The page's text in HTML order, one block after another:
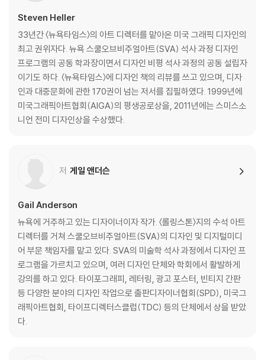
Steven Heller
33년간 〈뉴욕타임스〉의 아트 디렉터를 맡아온 미국 그래픽 디자인의
최고 권위자다. 뉴욕 스쿨오브비주얼아트(SVA) 석사 과정 디자인
프로그램의 공동 학과장이면서 디자인 비평 석사 과정의 공동 설립자
이기도 하다. 〈뉴욕타임스〉에 디자인 책의 리뷰를 쓰고 있으며, 디자
인과 대중문화에 관한 170권이 넘는 저서를 집필하였다. 1999년에
미국그래픽아트협회(AIGA)의 평생공로상을, 2011년에는 스미스소
니언 전미 디자인상을 수상했다.
저 게일 앤더슨
Gail Anderson
뉴욕에 거주하고 있는 디자이너이자 작가. 〈롤링스톤〉지의 수석 아트
디렉터를 거쳐 스쿨오브비주얼아트(SVA)의 디자인 및 디지털미디
어 부문 책임자를 맡고 있다. SVA의 미술학 석사 과정에서 디자인 프
로그램을 가르치고 있으며, 여러 디자인 단체와 학회에서 활발하게
강의를 하고 있다. 타이포그래피, 레터링, 광고 포스터, 빈티지 간판
등 다양한 분야의 디자인 작업으로 출판디자이너협회(SPD), 미국그
래픽아트협회, 타이프디렉터스클럽(TDC) 등의 단체에서 상을 받았
다.